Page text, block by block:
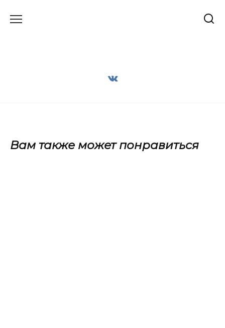
Вам также может понравиться